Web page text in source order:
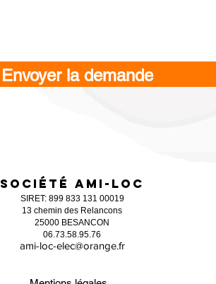
Envoyer la demande
Société Ami-loc
SIRET: 899 833 131 00019
13 chemin des Relancons
25000 BESANCON
06.73.58.95.76
ami-loc-elec@orange.fr